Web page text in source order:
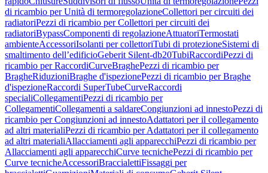
di ricambio per Unità di termoregolazioneCollettori per circuiti dei
radiatoriPezzi di ricambio per Collettori per circuiti dei
radiatoriBypassComponenti di regolazioneAttuatoriTermostati
ambienteAccessoriIsolanti per collettoriTubi di protezioneSistemi di
smaltimento dell’edificioGeberit Silent-db20TubiRaccordiPezzi di
ricambio per RaccordiCurveBraghePezzi di ricambio per
BragheRiduzioniBraghe d'ispezionePezzi di ricambio per Braghe
d'ispezioneRaccordi SuperTubeCurveRaccordi
specialiCollegamentiPezzi di ricambio per
CollegamentiCollegamenti a saldareCongiunzioni ad innestoPezzi di
ricambio per Congiunzioni ad innestoAdattatori per il collegamento
ad altri materialiPezzi di ricambio per Adattatori per il collegamento
ad altri materialiAllacciamenti agli apparecchiPezzi di ricambio per
Allacciamenti agli apparecchiCurve tecnichePezzi di ricambio per
Curve tecnicheAccessoriBraccialettiFissaggi per